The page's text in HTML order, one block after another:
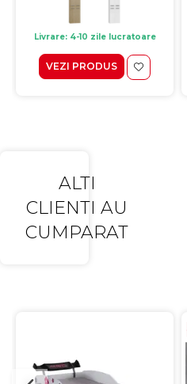
Livrare: 4-10 zile lucratoare
VEZI PRODUS
ALTI
CLIENTI AU
CUMPARAT